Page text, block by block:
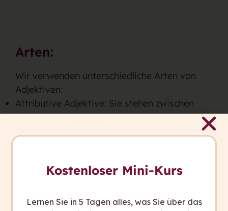
Arten:
Wir verwenden unterschiedliche Arten von
Adjektiven:
Attributive Adjektive: Sie stehen zwischen
Artikel und Hauptwort. Sie beschreiben das
Prädikative Adjektive: Sie stehen hinter dem
„bleiben” oder „werden”. Sie verändern sich
Kostenloser Mini-Kurs
Lernen Sie in 5 Tagen alles, was Sie über das